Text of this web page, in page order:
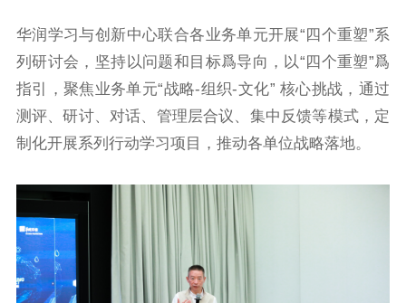
华润学习与创新中心联合各业务单元开展“四个重塑”系
列研讨会，坚持以问题和目标爲导向，以“四个重塑”爲
指引，聚焦业务单元“战略-组织-文化” 核心挑战，通过
测评、研讨、对话、管理层合议、集中反馈等模式，定
制化开展系列行动学习项目，推动各单位战略落地。